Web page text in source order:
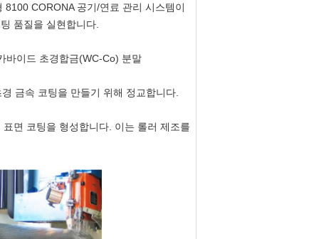
CORONA 공기/연료 관리 시스템이
품질을 실현합니다.
바이드 초경합금(WC-Co) 분말
금속 코팅을 만들기 위해 정교합니다.
면 코팅을 형성합니다. 이는 롤러 제조를